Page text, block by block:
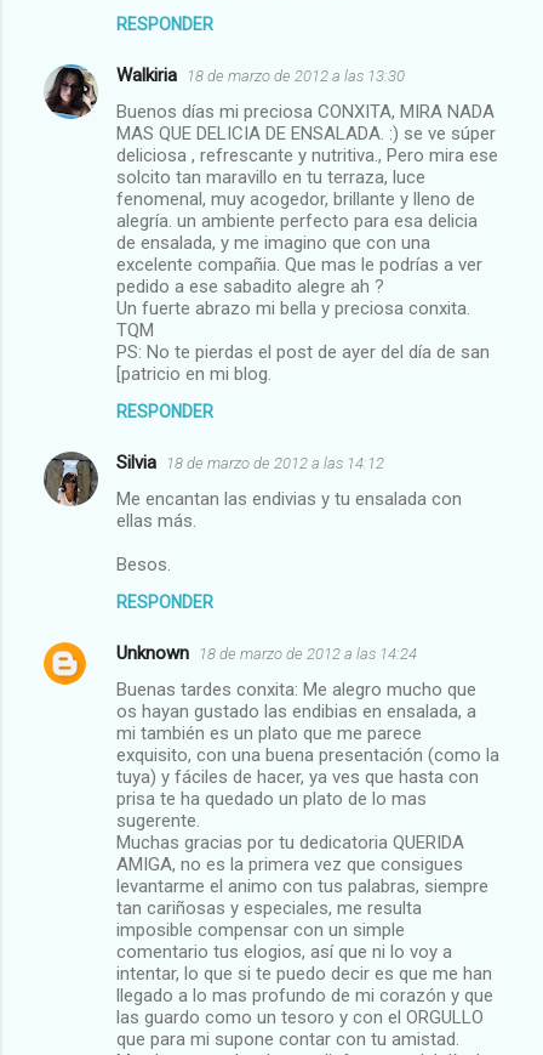
RESPONDER
Walkiria 18 de marzo de 2012 a las 13:30
Buenos días mi preciosa CONXITA, MIRA NADA
MAS QUE DELICIA DE ENSALADA. :) se ve súper
deliciosa , refrescante y nutritiva., Pero mira ese
solcito tan maravillo en tu terraza, luce
fenomenal, muy acogedor, brillante y lleno de
alegría. un ambiente perfecto para esa delicia
de ensalada, y me imagino que con una
excelente compañia. Que mas le podrías a ver
pedido a ese sabadito alegre ah ?
Un fuerte abrazo mi bella y preciosa conxita.
TQM
PS: No te pierdas el post de ayer del día de san
[patricio en mi blog.
RESPONDER
Silvia 18 de marzo de 2012 a las 14:12
Me encantan las endivias y tu ensalada con
ellas más.
Besos.
RESPONDER
Unknown 18 de marzo de 2012 a las 14:24
Buenas tardes conxita: Me alegro mucho que
os hayan gustado las endibias en ensalada, a
mi también es un plato que me parece
exquisito, con una buena presentación (como la
tuya) y fáciles de hacer, ya ves que hasta con
prisa te ha quedado un plato de lo mas
sugerente.
Muchas gracias por tu dedicatoria QUERIDA
AMIGA, no es la primera vez que consigues
levantarme el animo con tus palabras, siempre
tan cariñosas y especiales, me resulta
imposible compensar con un simple
comentario tus elogios, así que ni lo voy a
intentar, lo que si te puedo decir es que me han
llegado a lo mas profundo de mi corazón y que
las guardo como un tesoro y con el ORGULLO
que para mi supone contar con tu amistad.